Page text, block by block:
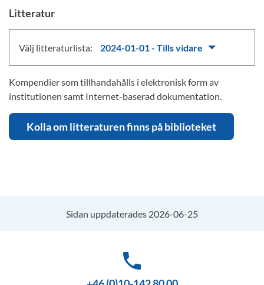
Litteratur
Välj litteraturlista: 2024-01-01 - Tills vidare
Kompendier som tillhandahålls i elektronisk form av
institutionen samt Internet-baserad dokumentation.
Kolla om litteraturen finns på biblioteket
Sidan uppdaterades 2026-06-25
phone